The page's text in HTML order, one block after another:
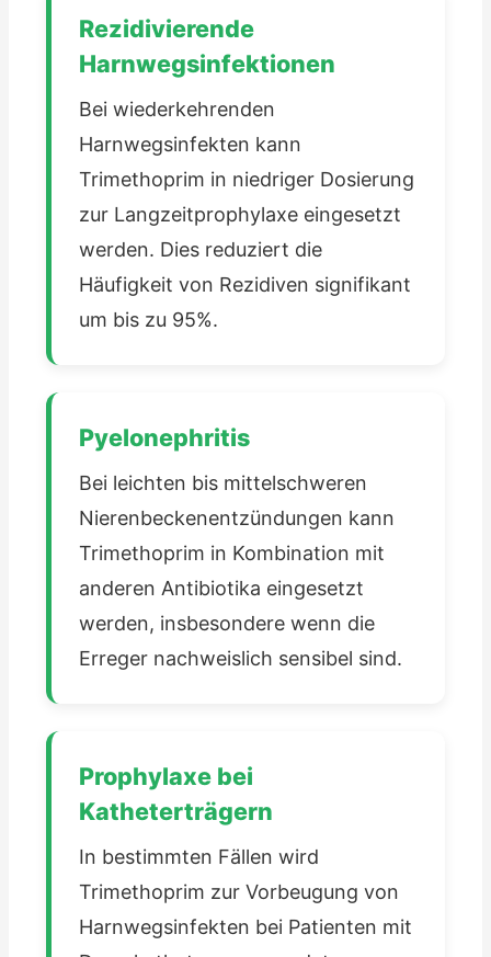
Rezidivierende
Harnwegsinfektionen
Bei wiederkehrenden
Harnwegsinfekten kann
Trimethoprim in niedriger Dosierung
zur Langzeitprophylaxe eingesetzt
werden. Dies reduziert die
Häufigkeit von Rezidiven signifikant
um bis zu 95%.
Pyelonephritis
Bei leichten bis mittelschweren
Nierenbeckenentzündungen kann
Trimethoprim in Kombination mit
anderen Antibiotika eingesetzt
werden, insbesondere wenn die
Erreger nachweislich sensibel sind.
Prophylaxe bei
Katheterträgern
In bestimmten Fällen wird
Trimethoprim zur Vorbeugung von
Harnwegsinfekten bei Patienten mit